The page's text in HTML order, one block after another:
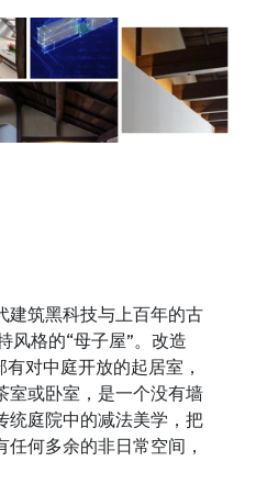
建筑黑科技与上百年的古
风格的“母子屋”。改造
对中庭开放的起居室，
室或卧室，是一个没有墙
统庭院中的减法美学，把
何多余的非日常空间，